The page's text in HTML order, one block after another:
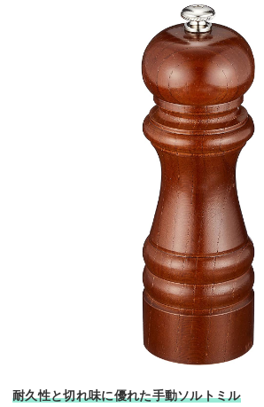
耐久性と切れ味に優れた手動ソルトミル